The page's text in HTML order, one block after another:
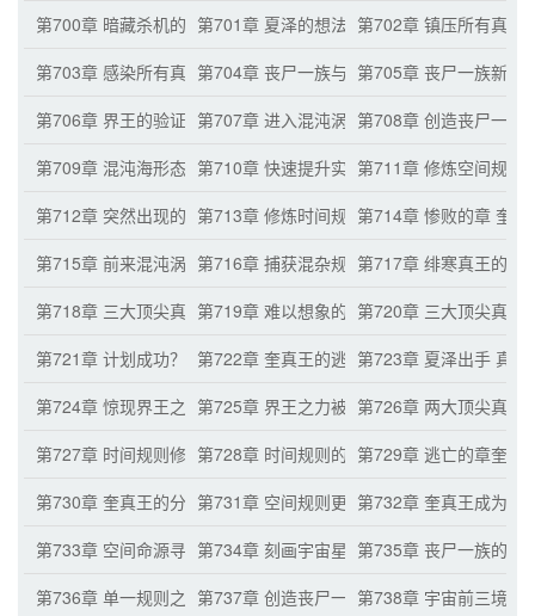
第700章 暗藏杀机的暗焰真王第701章 夏泽的想法 出现在银雨星域
第702章 镇压所有真王
第703章 感染所有真王 炼石界王第704章 丧尸一族与界王势力的差距
第705章 丧尸一族新的
第706章 界王的验证 宝地变废地第707章 进入混沌涡流 吸收混杂规则能量
第708章 创造丧尸一族
第709章 混沌海形态 第710章 快速提升实力 三大真王第711章 修炼空间规则
第712章 突然出现的时间规则修炼者第713章 修炼时间规则的顶级真王 前来的目
第714章 惨败的章 奎真
第715章 前来混沌涡流的原因第716章 捕获混杂规则能量 异样的暴乱
第717章 绯寒真王的贪
第718章 三大顶尖真王的贪婪之心第719章 难以想象的宇宙规则能量数量
第720章 三大顶尖真王
第721章 计划成功？失败！第722章 奎真王的逃跑第723章 夏泽出手 真身
第724章 惊现界王之力第725章 界王之力被磨灭第726章 两大顶尖真王
第727章 时间规则修炼者玄始真王的信息
第728章 时间规则的必要第729章 逃亡的章奎真
第730章 奎真王的分析第731章 空间规则更强的同境生灵
第732章 奎真王成为丧
第733章 空间命源寻找玄始真王第734章 刻画宇宙星图第735章 丧尸一族的优
第736章 单一规则之源的混沌海分身第737章 创造丧尸一族通用修炼之法
第738章 宇宙前三境修